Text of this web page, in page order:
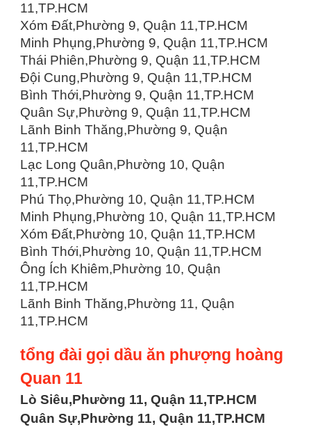
11,TP.HCM
Xóm Đất,Phường 9, Quận 11,TP.HCM
Minh Phụng,Phường 9, Quận 11,TP.HCM
Thái Phiên,Phường 9, Quận 11,TP.HCM
Đội Cung,Phường 9, Quận 11,TP.HCM
Bình Thới,Phường 9, Quận 11,TP.HCM
Quân Sự,Phường 9, Quận 11,TP.HCM
Lãnh Binh Thăng,Phường 9, Quận
11,TP.HCM
Lạc Long Quân,Phường 10, Quận
11,TP.HCM
Phú Thọ,Phường 10, Quận 11,TP.HCM
Minh Phụng,Phường 10, Quận 11,TP.HCM
Xóm Đất,Phường 10, Quận 11,TP.HCM
Bình Thới,Phường 10, Quận 11,TP.HCM
Ông Ích Khiêm,Phường 10, Quận
11,TP.HCM
Lãnh Binh Thăng,Phường 11, Quận
11,TP.HCM
tổng đài gọi dầu ăn phượng hoàng
Quan 11
Lò Siêu,Phường 11, Quận 11,TP.HCM
Quân Sự,Phường 11, Quận 11,TP.HCM